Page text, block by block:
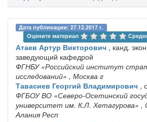
Дата публикации: 27.12.2017 г.
Оцените материал
Атаев Артур Викторович , канд.
заведующий кафедрой
ФГНБУ «Российский институт
исследований» , Москва г
Тавасиев Георгий Владимирович ,
ФГБОУ ВО «Северо-Осетинский
университет им. К.Л. Хетагурова» ,
Алания Респ